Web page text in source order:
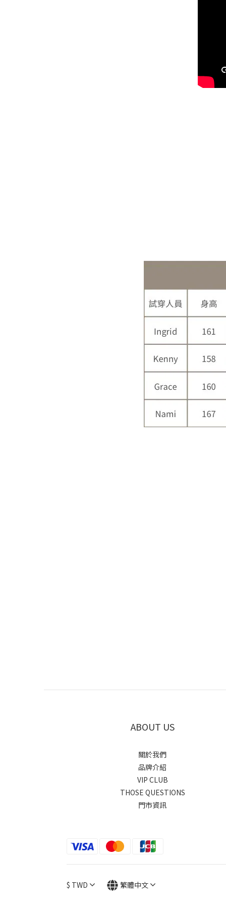
ABOUT US
關於我們
品牌介紹
VIP CLUB
THOSE QUESTIONS
門市資訊
$ TWD 繁體中文